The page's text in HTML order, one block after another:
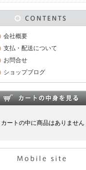
会社概要
支払・配送について
お問合せ
ショップブログ
カートの中に商品はありません